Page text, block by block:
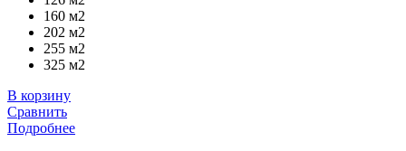
160 м2
202 м2
255 м2
325 м2
В корзину
Сравнить
Подробнее